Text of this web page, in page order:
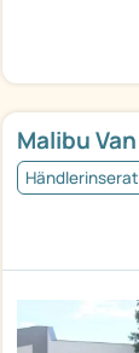
Malibu
Händlerinserat